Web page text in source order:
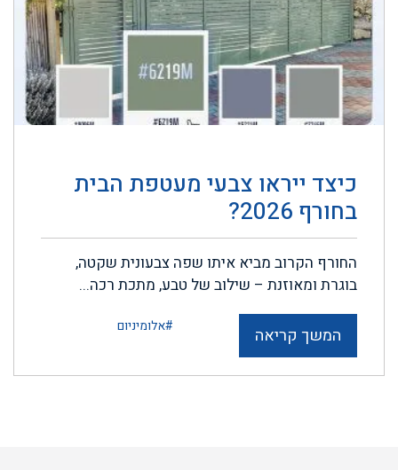
כיצד ייראו צבעי מעטפת הבית
בחורף 2026?
החורף הקרוב מביא איתו שפה צבעונית שקטה,
בוגרת ומאוזנת – שילוב של טבע, מתכת רכה...
המשך קריאה #אלומיניום